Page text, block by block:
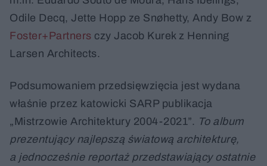
Odile Decq, Jette Hopp ze Snøhetty, Andy Bow z
Foster+Partners czy Jacob Kurek z Henning
Larsen Architects.
Podsumowaniem przedsięwzięcia jest wydana
właśnie przez katowicki SARP publikacja
„Mistrzowie Architektury 2004-2021”. To album
prezentujący najlepszą światową architekturę,
a jednocześnie reportaż przedstawiający ostatnie